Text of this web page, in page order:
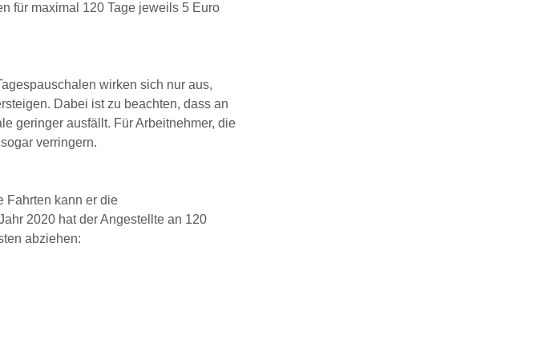
für maximal 120 Tage jeweils 5 Euro
wirken sich nur aus,
Dabei ist zu beachten, dass an
geringer ausfällt. Für Arbeitnehmer, die
verringern.
Fahrten kann er die
2020 hat der Angestellte an 120
abziehen: